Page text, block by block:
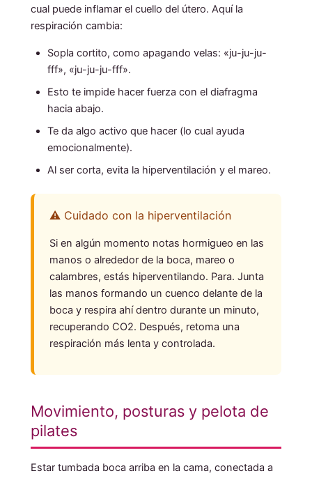
cual puede inflamar el cuello del útero. Aquí la
respiración cambia:
Sopla cortito, como apagando velas: «ju-ju-ju-
fff», «ju-ju-ju-fff».
Esto te impide hacer fuerza con el diafragma
hacia abajo.
Te da algo activo que hacer (lo cual ayuda
emocionalmente).
Al ser corta, evita la hiperventilación y el mareo.
⚠️ Cuidado con la hiperventilación
Si en algún momento notas hormigueo en las
manos o alrededor de la boca, mareo o
calambres, estás hiperventilando. Para. Junta
las manos formando un cuenco delante de la
boca y respira ahí dentro durante un minuto,
recuperando CO2. Después, retoma una
respiración más lenta y controlada.
Movimiento, posturas y pelota de
pilates
Estar tumbada boca arriba en la cama, conectada a